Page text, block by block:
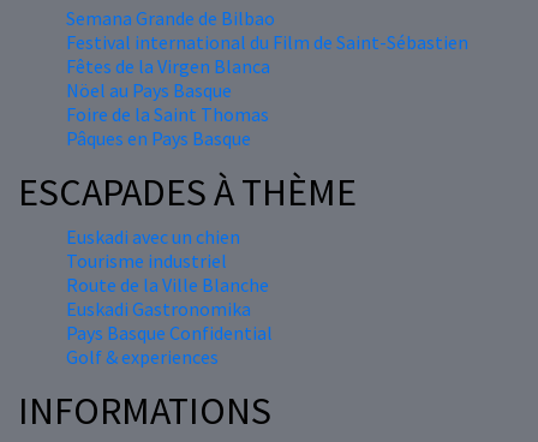
Semana Grande de Bilbao
Festival international du Film de Saint-Sébastien
Fêtes de la Virgen Blanca
Nöel au Pays Basque
Foire de la Saint Thomas
Pâques en Pays Basque
ESCAPADES À THÈME
Euskadi avec un chien
Tourisme industriel
Route de la Ville Blanche
Euskadi Gastronomika
Pays Basque Confidential
Golf & experiences
INFORMATIONS